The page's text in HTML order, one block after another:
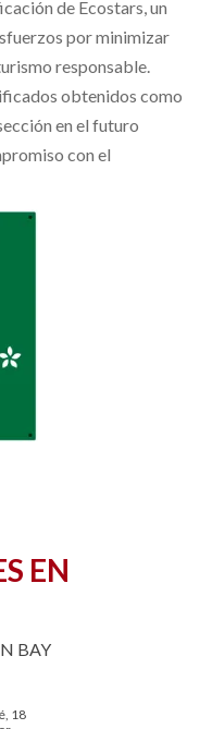
de Ecostars, un
por minimizar
responsable.
obtenidos como
en el futuro
con el
EN
BAY
18